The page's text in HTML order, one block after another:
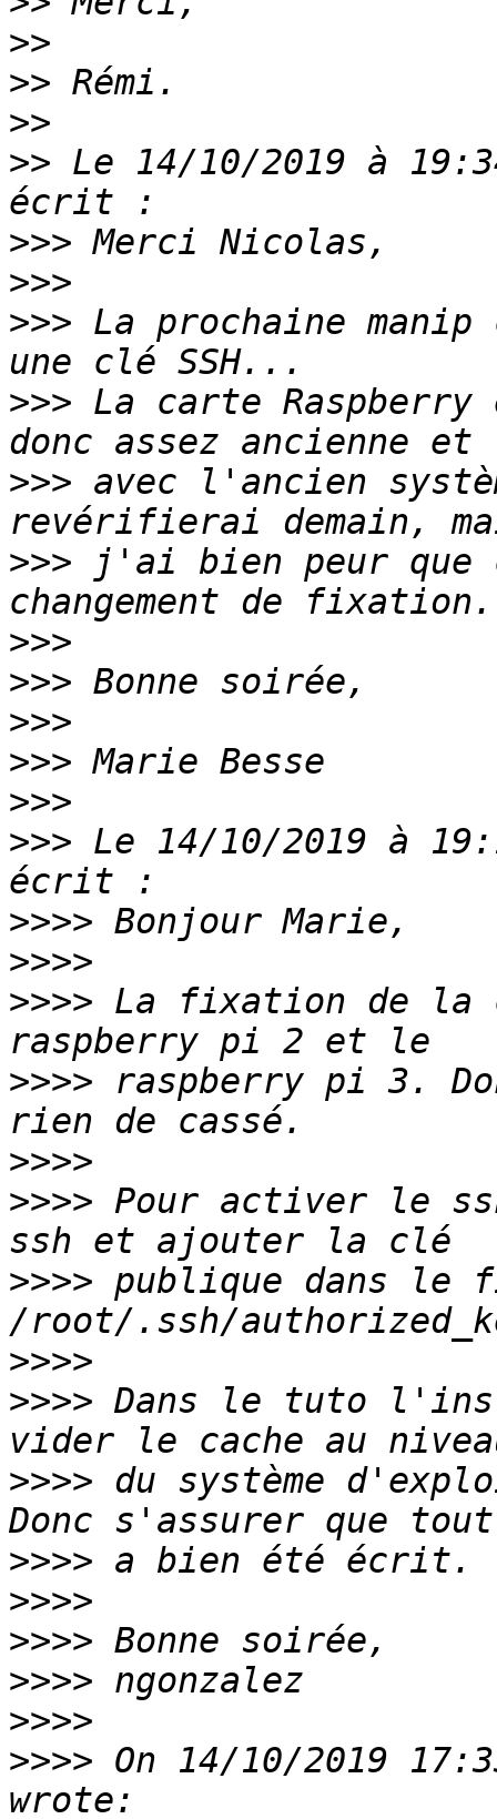
>>
>>
>>
>> Le 14/10/2019 à
>>>
>>>
>>> La prochaine
>>> La carte
>>> avec l'ancien
>>> j'ai bien peur que
>>>
>>>
>>>
>>>
>>>
>>> Le 14/10/2019 à
>>>>
>>>>
>>>> La fixation de la
>>>> raspberry pi 3.
>>>>
>>>> Pour activer le
>>>> publique dans le
>>>>
>>>> Dans le tuto
>>>> du système
>>>>
>>>>
>>>>
>>>>
>>>>
>>>> On 14/10/2019